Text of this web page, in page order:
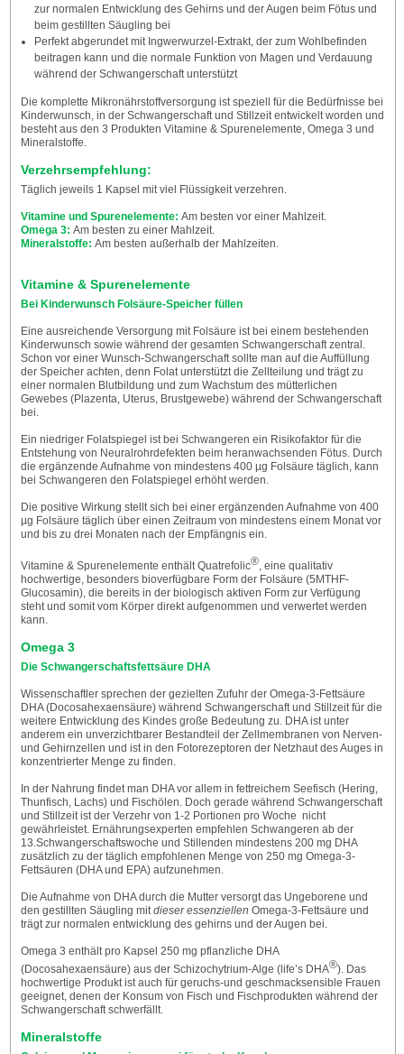
zur normalen Entwicklung des Gehirns und der Augen beim Fötus und
beim gestillten Säugling bei
Perfekt abgerundet mit Ingwerwurzel-Extrakt, der zum Wohlbefinden
beitragen kann und die normale Funktion von Magen und Verdauung
während der Schwangerschaft unterstützt
Die komplette Mikronährstoffversorgung ist speziell für die Bedürfnisse bei
Kinderwunsch, in der Schwangerschaft und Stillzeit entwickelt worden und
besteht aus den 3 Produkten Vitamine & Spurenelemente, Omega 3 und
Mineralstoffe.
Verzehrsempfehlung:
Täglich jeweils 1 Kapsel mit viel Flüssigkeit verzehren.
Vitamine und Spurenelemente: Am besten vor einer Mahlzeit.
Omega 3: Am besten zu einer Mahlzeit.
Mineralstoffe: Am besten außerhalb der Mahlzeiten.
Vitamine & Spurenelemente
Bei Kinderwunsch Folsäure-Speicher füllen
Eine ausreichende Versorgung mit Folsäure ist bei einem bestehenden
Kinderwunsch sowie während der gesamten Schwangerschaft zentral.
Schon vor einer Wunsch-Schwangerschaft sollte man auf die Auffüllung
der Speicher achten, denn Folat unterstützt die Zellteilung und trägt zu
einer normalen Blutbildung und zum Wachstum des mütterlichen
Gewebes (Plazenta, Uterus, Brustgewebe) während der Schwangerschaft
bei.
Ein niedriger Folatspiegel ist bei Schwangeren ein Risikofaktor für die
Entstehung von Neuralrohrdefekten beim heranwachsenden Fötus. Durch
die ergänzende Aufnahme von mindestens 400 µg Folsäure täglich, kann
bei Schwangeren den Folatspiegel erhöht werden.
Die positive Wirkung stellt sich bei einer ergänzenden Aufnahme von 400
µg Folsäure täglich über einen Zeitraum von mindestens einem Monat vor
und bis zu drei Monaten nach der Empfängnis ein.
Vitamine & Spurenelemente enthält Quatrefolic®, eine qualitativ
hochwertige, besonders bioverfügbare Form der Folsäure (5MTHF-
Glucosamin), die bereits in der biologisch aktiven Form zur Verfügung
steht und somit vom Körper direkt aufgenommen und verwertet werden
kann.
Omega 3
Die Schwangerschaftsfettsäure DHA
Wissenschaftler sprechen der gezielten Zufuhr der Omega-3-Fettsäure
DHA (Docosahexaensäure) während Schwangerschaft und Stillzeit für die
weitere Entwicklung des Kindes große Bedeutung zu. DHA ist unter
anderem ein unverzichtbarer Bestandteil der Zellmembranen von Nerven-
und Gehirnzellen und ist in den Fotorezeptoren der Netzhaut des Auges in
konzentrierter Menge zu finden.
In der Nahrung findet man DHA vor allem in fettreichem Seefisch (Hering,
Thunfisch, Lachs) und Fischölen. Doch gerade während Schwangerschaft
und Stillzeit ist der Verzehr von 1-2 Portionen pro Woche nicht
gewährleistet. Ernährungsexperten empfehlen Schwangeren ab der
13.Schwangerschaftswoche und Stillenden mindestens 200 mg DHA
zusätzlich zu der täglich empfohlenen Menge von 250 mg Omega-3-
Fettsäuren (DHA und EPA) aufzunehmen.
Die Aufnahme von DHA durch die Mutter versorgt das Ungeborene und
den gestillten Säugling mitdieser essenziellen Omega-3-Fettsäure und
trägt zur normalen entwicklung des gehirns und der Augen bei.
Omega 3 enthält pro Kapsel 250 mg pflanzliche DHA
(Docosahexaensäure) aus der Schizochytrium-Alge (life’s DHA®). Das
hochwertige Produkt ist auch für geruchs-und geschmacksensible Frauen
geeignet, denen der Konsum von Fisch und Fischprodukten während der
Schwangerschaft schwerfällt.
Mineralstoffe